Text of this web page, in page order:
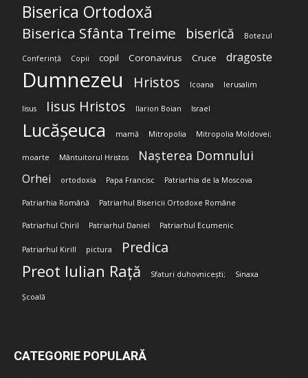
Biserica Ortodoxă
Biserica Sfânta Treime biserică Botezul
Conferință Copii copil Coronavirus Cruce dragoste
Dumnezeu Hristos Icoana Ierusalim
Iisus Iisus Hristos Ilarion Boian Israel
Lucășeuca mamă Mitropolia Mitropolia Moldovei;
moarte Mântuitorul Hristos Nașterea Domnului
Orhei ortodoxia Papa Francisc Patriarhia de la Moscova
Patriarhia Română Patriarhul Bisericii Ortodoxe Române
Patriarhul Chiril Patriarhul Daniel Patriarhul Ecumenic
Patriarhul Kirill pictura Predica
Preot Iulian Rață Sfaturi duhovnicești; Sinaxa
Școală
CATEGORIE POPULARĂ